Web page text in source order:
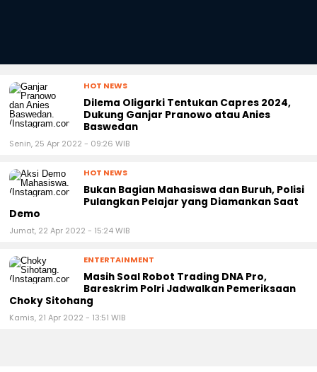
HOT NEWS
Dilema Oligarki Tentukan Capres 2024,
Dukung Ganjar Pranowo atau Anies
Baswedan
Senin, 25 Apr 2022 - 09:26 WIB
HOT NEWS
Bukan Bagian Mahasiswa dan Buruh, Polisi
Pulangkan Pelajar yang Diamankan Saat
Demo
Jumat, 22 Apr 2022 - 15:24 WIB
ENTERTAINMENT
Masih Soal Robot Trading DNA Pro,
Bareskrim Polri Jadwalkan Pemeriksaan
Choky Sitohang
Kamis, 21 Apr 2022 - 13:51 WIB